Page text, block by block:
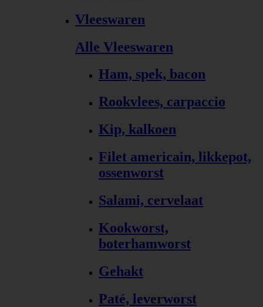
Vleeswaren
Alle Vleeswaren
Ham, spek, bacon
Rookvlees, carpaccio
Kip, kalkoen
Filet americain, likkepot,
ossenworst
Salami, cervelaat
Kookworst,
boterhamworst
Gehakt
Paté, leverworst